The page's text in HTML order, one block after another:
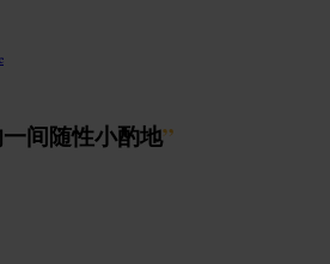
间随性小酌地”